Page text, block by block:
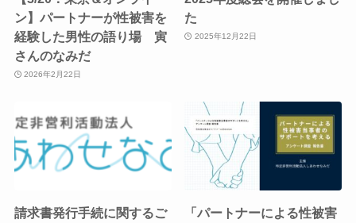
ン】パートナーが性被害を
経験した男性の語り場 寅
さんのなみだ
2026年2月22日
た
2025年12月22日
請求書発行手続に関するご
「パートナーによる性被害